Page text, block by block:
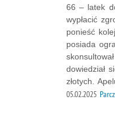
66 – latek
wypłacić
ponieść
posiada
dowiedział
złotych.
05.02.2025